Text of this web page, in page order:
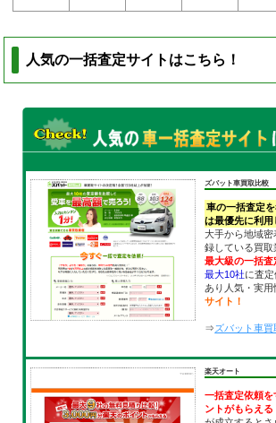
人気の一括査定サイトはこちら！
ズバット車買取比較
車の一括査定
は最優先に利用
大手から地域
録している買取
最大級の一括査
最大10社に査
あり人気・実
サイト！
⇒ズバット車買
楽天オート
一括査定依頼を
ントがもらえる